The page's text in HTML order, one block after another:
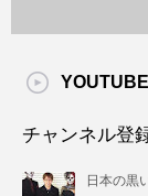
YOUTUBE
チャンネル登